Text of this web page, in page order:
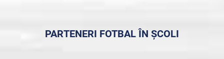
PARTENERI FOTBAL ÎN ȘCOLI